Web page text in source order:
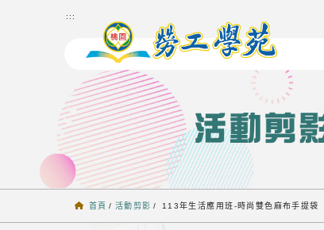
跳到主要內容:::
首頁 / 活動剪影 / 113年生活應用班-時尚雙色麻布手提袋